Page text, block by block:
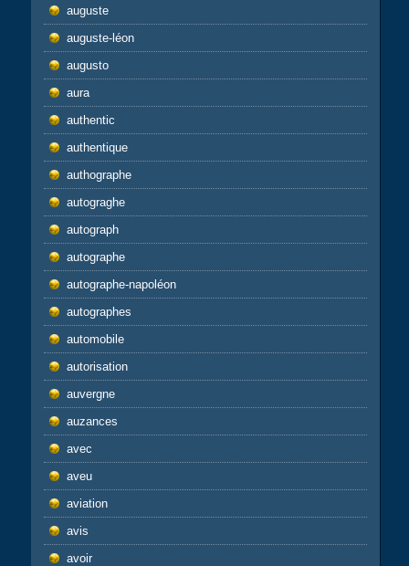
auguste
auguste-léon
augusto
aura
authentic
authentique
authographe
autograghe
autograph
autographe
autographe-napoléon
autographes
automobile
autorisation
auvergne
auzances
avec
aveu
aviation
avis
avoir